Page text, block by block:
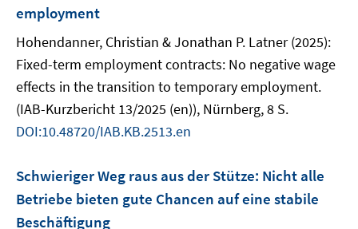
employment
Hohendanner, Christian & Jonathan P. Latner (2025):
Fixed-term employment contracts: No negative wage
effects in the transition to temporary employment.
(IAB-Kurzbericht 13/2025 (en)), Nürnberg, 8 S.
DOI:10.48720/IAB.KB.2513.en
Schwieriger Weg raus aus der Stütze: Nicht alle
Betriebe bieten gute Chancen auf eine stabile
Beschäftigung